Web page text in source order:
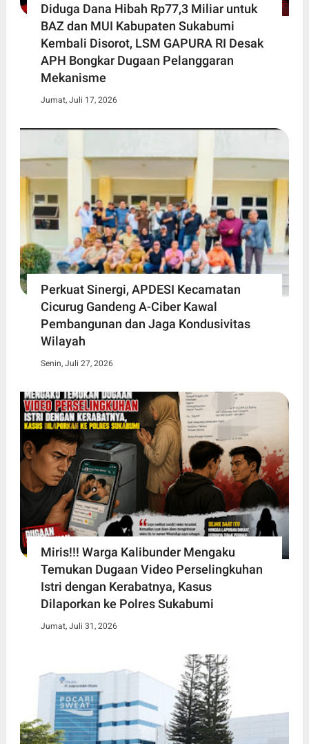
Diduga Dana Hibah Rp77,3 Miliar untuk
BAZ dan MUI Kabupaten Sukabumi
Kembali Disorot, LSM GAPURA RI Desak
APH Bongkar Dugaan Pelanggaran
Mekanisme
Jumat, Juli 17, 2026
Perkuat Sinergi, APDESI Kecamatan
Cicurug Gandeng A-Ciber Kawal
Pembangunan dan Jaga Kondusivitas
Wilayah
Senin, Juli 27, 2026
Miris!!! Warga Kalibunder Mengaku
Temukan Dugaan Video Perselingkuhan
Istri dengan Kerabatnya, Kasus
Dilaporkan ke Polres Sukabumi
Jumat, Juli 31, 2026